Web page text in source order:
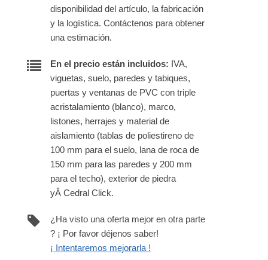
disponibilidad del artículo, la fabricación
y la logística. Contáctenos para obtener
una estimación.
En el precio están incluidos: IVA,
viguetas, suelo, paredes y tabiques,
puertas y ventanas de PVC con triple
acristalamiento (blanco), marco,
listones, herrajes y material de
aislamiento (tablas de poliestireno de
100 mm para el suelo, lana de roca de
150 mm para las paredes y 200 mm
para el techo), exterior de piedra
yÂ Cedral Click.
¿Ha visto una oferta mejor en otra parte
? ¡ Por favor déjenos saber!
¡ Intentaremos mejorarla !